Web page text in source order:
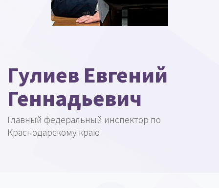
Гулиев Евгений
Геннадьевич
Главный федеральный инспектор по
Краснодарскому краю